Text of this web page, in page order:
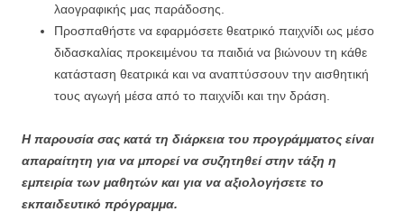
λαογραφικής μας παράδοσης.
Προσπαθήστε να εφαρμόσετε θεατρικό παιχνίδι ως μέσο
διδασκαλίας προκειμένου τα παιδιά να βιώνουν τη κάθε
κατάσταση θεατρικά και να αναπτύσσουν την αισθητική
τους αγωγή μέσα από το παιχνίδι και την δράση.
Η παρουσία σας κατά τη διάρκεια του προγράμματος είναι
απαραίτητη για να μπορεί να συζητηθεί στην τάξη η
εμπειρία των μαθητών και για να αξιολογήσετε το
εκπαιδευτικό πρόγραμμα.